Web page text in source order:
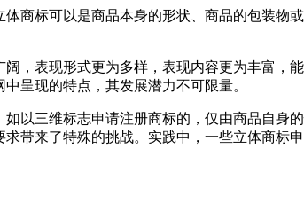
商标可以是商品本身的形状、商品的包装物
，表现形式更为多样，表现内容更为丰富，
呈现的特点，其发展潜力不可限量。
以三维标志申请注册商标的，仅由商品自身
带来了特殊的挑战。实践中，一些立体商标